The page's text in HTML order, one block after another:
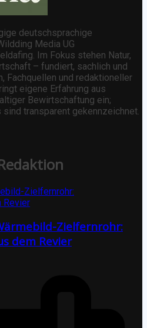
deutschsprachige
Media UG
Im Fokus stehen Natur,
– fundiert, sachlich und
Fachquellen und redaktioneller
eigene Erfahrung aus
Bewirtschaftung ein;
transparent gekennzeichnet.
Zielfernrohr:
dem Revier